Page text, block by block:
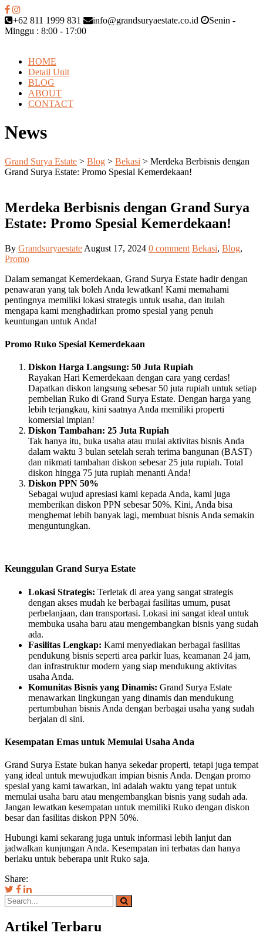
+62 811 1999 831 info@grandsuryaestate.co.id
Senin -
Minggu : 8:00 - 17:00
HOME
Detail Unit
BLOG
ABOUT
CONTACT
News
Grand Surya Estate > Blog > Bekasi > Merdeka Berbisnis dengan
Grand Surya Estate: Promo Spesial Kemerdekaan!
Merdeka Berbisnis dengan Grand Surya
Estate: Promo Spesial Kemerdekaan!
By Grandsuryaestate August 17, 2024 0 comment Bekasi, Blog,
Promo
Dalam semangat Kemerdekaan, Grand Surya Estate hadir dengan
penawaran yang tak boleh Anda lewatkan! Kami memahami
pentingnya memiliki lokasi strategis untuk usaha, dan itulah
mengapa kami menghadirkan promo spesial yang penuh
keuntungan untuk Anda!
Promo Ruko Spesial Kemerdekaan
Diskon Harga Langsung: 50 Juta Rupiah
Rayakan Hari Kemerdekaan dengan cara yang cerdas!
Dapatkan diskon langsung sebesar 50 juta rupiah untuk setiap
pembelian Ruko di Grand Surya Estate. Dengan harga yang
lebih terjangkau, kini saatnya Anda memiliki properti
komersial impian!
Diskon Tambahan: 25 Juta Rupiah
Tak hanya itu, buka usaha atau mulai aktivitas bisnis Anda
dalam waktu 3 bulan setelah serah terima bangunan (BAST)
dan nikmati tambahan diskon sebesar 25 juta rupiah. Total
diskon hingga 75 juta rupiah menanti Anda!
Diskon PPN 50%
Sebagai wujud apresiasi kami kepada Anda, kami juga
memberikan diskon PPN sebesar 50%. Kini, Anda bisa
menghemat lebih banyak lagi, membuat bisnis Anda semakin
menguntungkan.
Keunggulan Grand Surya Estate
Lokasi Strategis: Terletak di area yang sangat strategis
dengan akses mudah ke berbagai fasilitas umum, pusat
perbelanjaan, dan transportasi. Lokasi ini sangat ideal untuk
membuka usaha baru atau mengembangkan bisnis yang sudah
ada.
Fasilitas Lengkap: Kami menyediakan berbagai fasilitas
pendukung bisnis seperti area parkir luas, keamanan 24 jam,
dan infrastruktur modern yang siap mendukung aktivitas
usaha Anda.
Komunitas Bisnis yang Dinamis: Grand Surya Estate
menawarkan lingkungan yang dinamis dan mendukung
pertumbuhan bisnis Anda dengan berbagai usaha yang sudah
berjalan di sini.
Kesempatan Emas untuk Memulai Usaha Anda
Grand Surya Estate bukan hanya sekedar properti, tetapi juga tempat
yang ideal untuk mewujudkan impian bisnis Anda. Dengan promo
spesial yang kami tawarkan, ini adalah waktu yang tepat untuk
memulai usaha baru atau mengembangkan bisnis yang sudah ada.
Jangan lewatkan kesempatan untuk memiliki Ruko dengan diskon
besar dan fasilitas diskon PPN 50%.
Hubungi kami sekarang juga untuk informasi lebih lanjut dan
jadwalkan kunjungan Anda. Kesempatan ini terbatas dan hanya
berlaku untuk beberapa unit Ruko saja.
Share:
Artikel Terbaru